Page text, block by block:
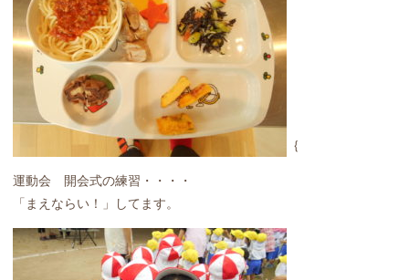
｛
運動会 開会式の練習・・・・
「まえならい！」してます。